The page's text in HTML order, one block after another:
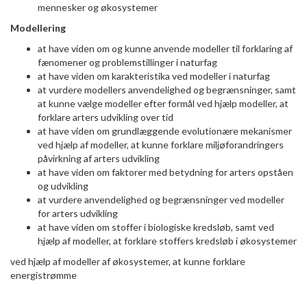
mennesker og økosystemer
Modellering
at have viden om og kunne anvende modeller til forklaring af
fænomener og problemstillinger i naturfag
at have viden om karakteristika ved modeller i naturfag
at vurdere modellers anvendelighed og begrænsninger, samt
at kunne vælge modeller efter formål ved hjælp modeller, at
forklare arters udvikling over tid
at have viden om grundlæggende evolutionære mekanismer
ved hjælp af modeller, at kunne forklare miljøforandringers
påvirkning af arters udvikling
at have viden om faktorer med betydning for arters opståen
og udvikling
at vurdere anvendelighed og begrænsninger ved modeller
for arters udvikling
at have viden om stoffer i biologiske kredsløb, samt ved
hjælp af modeller, at forklare stoffers kredsløb i økosystemer
ved hjælp af modeller af økosystemer, at kunne forklare
energistrømme